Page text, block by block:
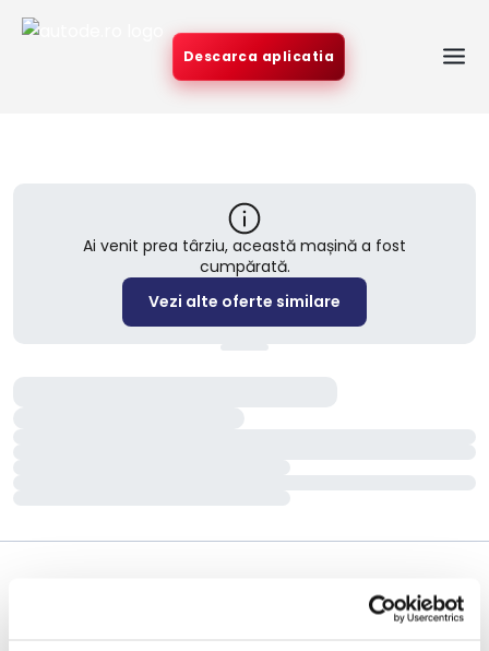
Descarca aplicatia
Ai venit prea târziu, această mașină a fost
cumpărată.
Vezi alte oferte similare